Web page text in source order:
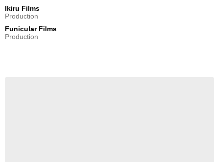
Ikiru Films
Production
Funicular Films
Production